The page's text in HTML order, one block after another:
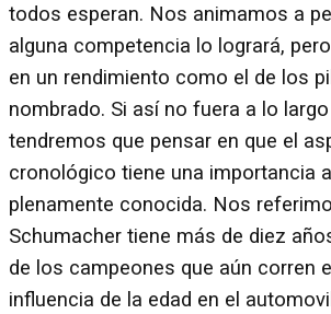
todos esperan. Nos animamos a
alguna competencia lo logrará,
en un rendimiento como el de los
nombrado. Si así no fuera a lo
tendremos que pensar en que el
cronológico tiene una importancia
plenamente conocida. Nos
Schumacher tiene más de diez
de los campeones que aún corren
influencia de la edad en el